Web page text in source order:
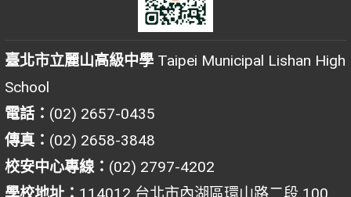
臺北市立麗山高級中學 Taipei Municipal Lishan High
School
電話： (02) 2657-0435
傳真： (02) 2658-3848
校安中心專線： (02) 2797-4202